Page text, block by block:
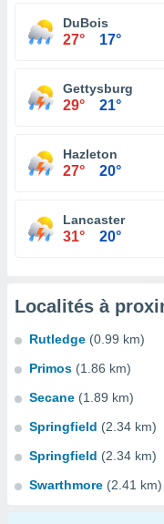
DuBois
27° 17°
Gettysburg
29° 21°
Hazleton
27° 20°
Lancaster
31° 20°
Localités à
Rutledge (0.99 km)
Primos (1.86 km)
Secane (1.89 km)
Springfield (2.34 km)
Springfield (2.34 km)
Swarthmore (2.41 km)